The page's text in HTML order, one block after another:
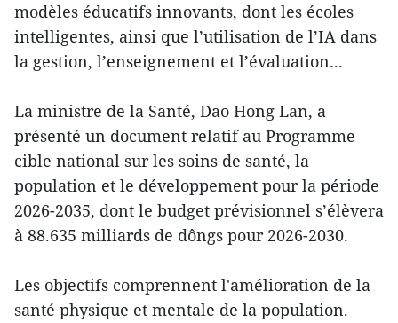
modèles éducatifs innovants, dont les écoles
intelligentes, ainsi que l’utilisation de l’IA dans
la gestion, l’enseignement et l’évaluation...
La ministre de la Santé, Dao Hong Lan, a
présenté un document relatif au Programme
cible national sur les soins de santé, la
population et le développement pour la période
2026-2035, dont le budget prévisionnel s’élèvera
à 88.635 milliards de dôngs pour 2026-2030.
Les objectifs comprennent l'amélioration de la
santé physique et mentale de la population.